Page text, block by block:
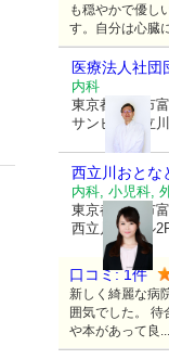
も穏やかで優し
す。自分は心臓
医療法人社団
内科
東京都立川市
サンビナス立
西立川おとな
内科, 小児科,
東京都立川市
西立川KIビル
口コミ:1件
新しく綺麗な病
囲気でした。
や本があって良...